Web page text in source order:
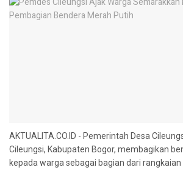
AKTUALITA.CO.ID - Pemerintah Desa
Cileungsi, Kabupaten Bogor, membagikan
kepada warga sebagai bagian dari